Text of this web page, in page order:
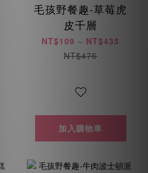
毛孩野餐趣-草莓虎
皮千層
NT$109 ~ NT$435
NT$476
加入購物車